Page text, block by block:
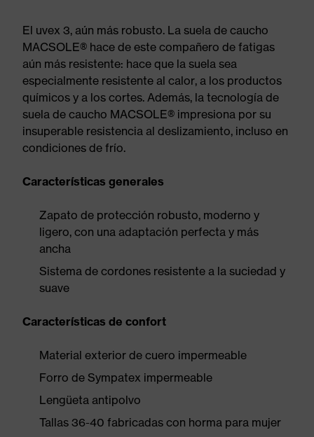
El uvex 3, aún más robusto. La suela de caucho
MACSOLE® hace de este compañero de fatigas
aún más resistente: hace que la suela sea
especialmente resistente al calor, a los productos
químicos y a los cortes. Además, la tecnología de
suela de caucho MACSOLE® impresiona por su
insuperable resistencia al deslizamiento, incluso en
condiciones de frío.
Características generales
Zapato de protección robusto, moderno y
ligero, con una adaptación perfecta y más
ancha
Sistema de cordones resistente a la suciedad y
suave
Características de confort
Material exterior de cuero impermeable
Forro de Sympatex impermeable
Lengüeta antipolvo
Tallas 36-40 fabricadas con horma para mujer